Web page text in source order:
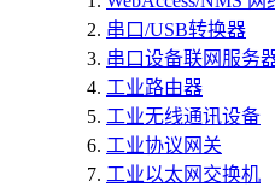
串口/USB转换器
串口设备联网服务
工业路由器
工业无线通讯设备
工业协议网关
工业以太网交换机